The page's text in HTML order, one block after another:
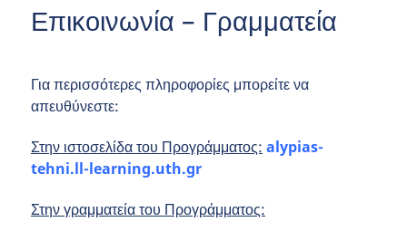
Επικοινωνία – Γραμματεία
Για περισσότερες πληροφορίες μπορείτε να
απευθύνεστε:
Στην ιστοσελίδα του Προγράμματος: alypias-
tehni.ll-learning.uth.gr
Στην γραμματεία του Προγράμματος: